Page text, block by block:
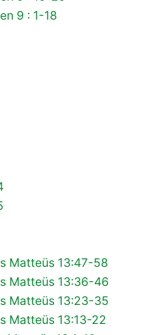
9 : 1-18
Matteüs 13:47-58
Matteüs 13:36-46
Matteüs 13:23-35
Matteüs 13:13-22